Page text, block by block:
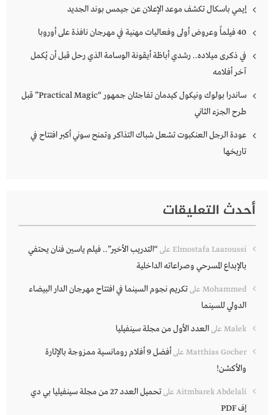
إيمي باسكال تكشف موعد الإعلان عن جيمس بوند الجديد
40 فيلماً وعروض أولى وفعاليات مهنية في مهرجان نافذة على أوروبا
في ذكرى ميلاده.. رشدي أباظة أيقونة الوسامة الذي رحل قبل أن يُكمل
آخر أفلامه
ساندرا بولوك ونيكول كيدمان تفاجئان جمهور “Practical Magic” قبل
طرح الجزء الثاني
عودة الرجل العنكبوت تشعل شباك التذاكر وتمنح سوني أكبر افتتاح في
تاريخها
أحدث التعليقات
Elmostafa Laaroussi على“التدريب الأخير”.. فيلم ياسين فنان يحتفي
بالإبداع المسرحي وصراعاته الداخلية
Mohammed علىتكريم نجوم السينما في افتتاح مهرجان الدار البيضاء
الدولي للسينما
Malek علىالعدد الأول من مجلة سينفيليا
Matthias Gocher على
أفضل 9 أفلام رومانسية ممزوجة بالإثارة
والأكشن!
Aitmbarek Abdelali على
تحميل العدد 27 من مجلة سينفيليا بي دي
إف PDF